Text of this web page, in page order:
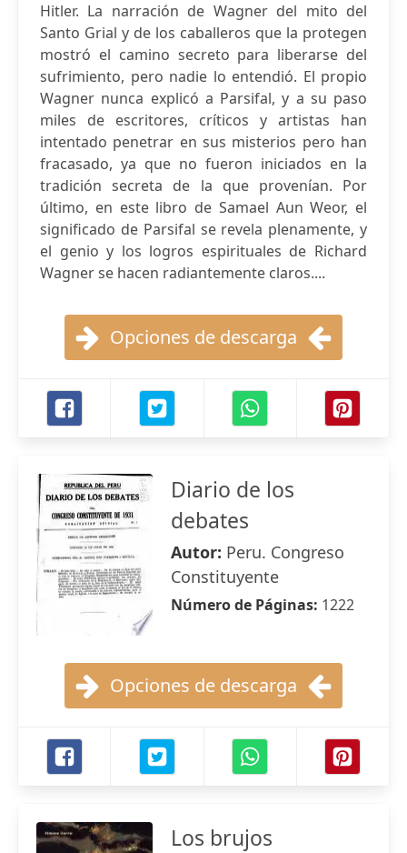
Hitler. La narración de Wagner del mito del
Santo Grial y de los caballeros que la protegen
mostró el camino secreto para liberarse del
sufrimiento, pero nadie lo entendió. El propio
Wagner nunca explicó a Parsifal, y a su paso
miles de escritores, críticos y artistas han
intentado penetrar en sus misterios pero han
fracasado, ya que no fueron iniciados en la
tradición secreta de la que provenían. Por
último, en este libro de Samael Aun Weor, el
significado de Parsifal se revela plenamente, y
el genio y los logros espirituales de Richard
Wagner se hacen radiantemente claros....
Opciones de descarga
Diario de los
debates
Autor: Peru. Congreso
Constituyente
Número de Páginas: 1222
Opciones de descarga
Los brujos